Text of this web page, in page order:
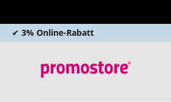
✔ 3% Online-Rabatt